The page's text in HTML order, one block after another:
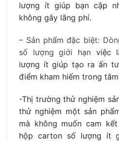
lượng ít giúp bạn cập
không gây lãng phí.
– Sản phẩm đặc biệt:
số lượng giới hạn việc
lượng ít giúp tạo ra ấn
điểm kham hiếm trong
-Thị trường thử nghiệm
thử nghiệm một sản
mà không muốn cam
hộp carton số lượng ít